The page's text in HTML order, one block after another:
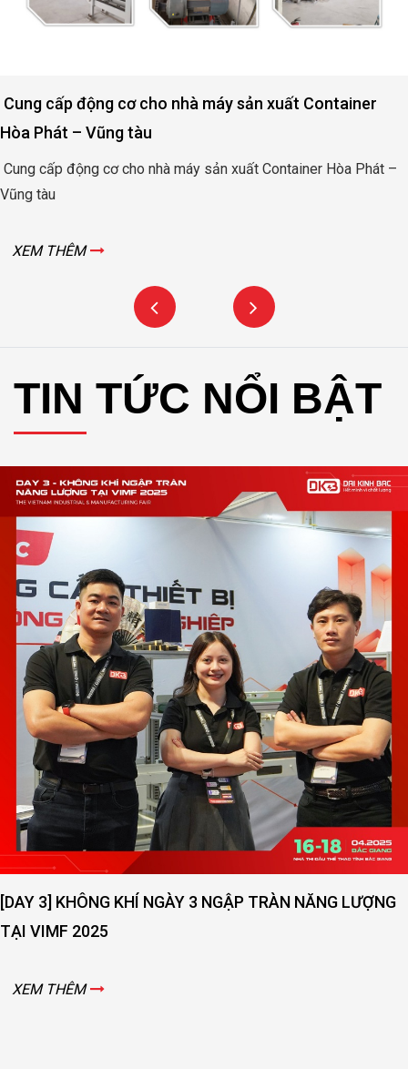
Động cơ nâng hạ cửa đập thủy lợi Rào Nam – Quảng
Bình
Động cơ nâng hạ cửa đập thủy lợi Rào Nam – Quảng Bình
TIN TỨC NỔI BẬT
[DAY 2] SỨC NÓNG NGÀY THỨ 2 VẪN ĐANG LAN
VIMF 2025 – BẮC GIANG!
XEM THÊM